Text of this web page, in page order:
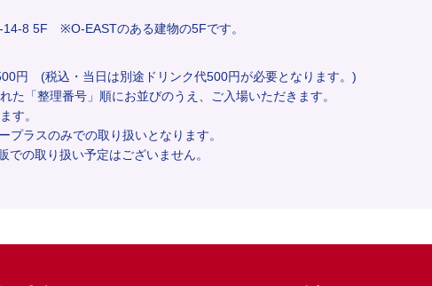
8 5F ※O-EASTのある建物の5Fです。
円 (税込・当日は別途ドリンク代500円が必要となります。)
た「整理番号」順にお並びのうえ、ご入場いただきます。
す。
ラスのみでの取り扱いとなります。
の取り扱い予定はございません。